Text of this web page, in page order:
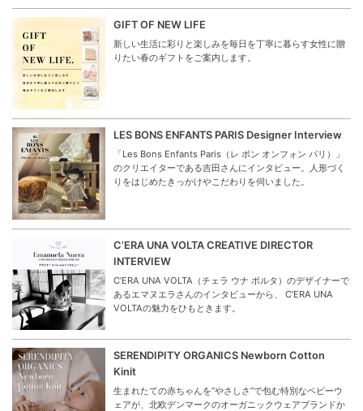
GIFT OF NEW LIFE
新しい生活に彩りと楽しみを毎日を丁寧に暮らす女性に贈
りたい春のギフトをご案内します。
LES BONS ENFANTS PARIS Designer Interview
「Les Bons Enfants Paris（レ ボン オンフォン パリ）」
のクリエイターである吉田さんにインタビュー。人形づく
りをはじめたきっかけやこだわりを伺いました。
C’ERA UNA VOLTA CREATIVE DIRECTOR
INTERVIEW
C’ERA UNA VOLTA（チェラ ウナ ボルタ）のデザイナーで
あるエマヌエラさんのインタビューから、 C’ERA UNA
VOLTAの魅力をひもときます。
SERENDIPITY ORGANICS Newborn Cotton
Kinit
生まれたての赤ちゃんを“やさしさ”で包む特別なベビーウ
ェアが、北欧デンマークのオーガニックウェアブランドか